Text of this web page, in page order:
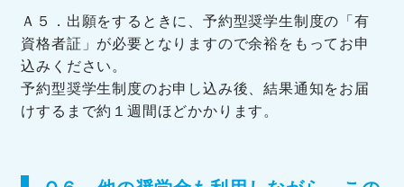
Ａ５．出願をするときに、予約型奨学生制度の「有
資格者証」が必要となりますので余裕をもってお申
込みください。
予約型奨学生制度のお申し込み後、結果通知をお届
けするまで約１週間ほどかかります。